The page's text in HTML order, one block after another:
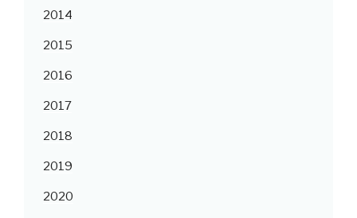
2014
2015
2016
2017
2018
2019
2020